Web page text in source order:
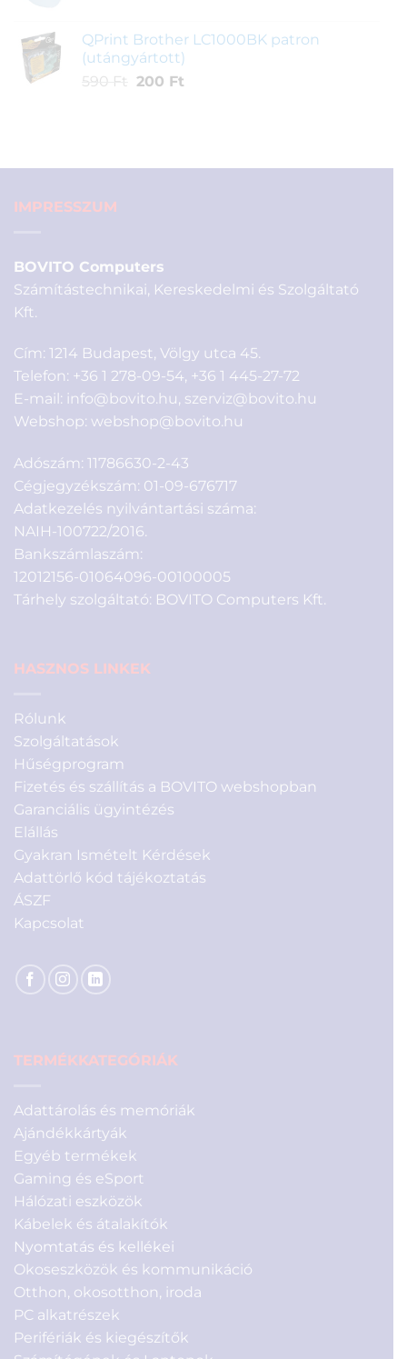
1
790 Ft.
990 Ft.
QPrint Brother LC1000BK patron
(utángyártott)
590 Ft
Original
200 FtCurrent
IMPRESSZUM
BOVITO Computers
Számítástechnikai, Kereskedelmi és Szolgáltató
Kft.
Cím: 1214 Budapest, Völgy utca 45.
Telefon: +36 1 278-09-54, +36 1 445-27-72
E-mail: info@bovito.hu, szerviz@bovito.hu
Webshop: webshop@bovito.hu
Adószám: 11786630-2-43
Cégjegyzékszám: 01-09-676717
Adatkezelés nyilvántartási száma:
NAIH-100722/2016.
Bankszámlaszám:
12012156-01064096-00100005
Tárhely szolgáltató: BOVITO Computers Kft.
HASZNOS LINKEK
Rólunk
Szolgáltatások
Hűségprogram
Fizetés és szállítás a BOVITO webshopban
Garanciális ügyintézés
Elállás
Gyakran Ismételt Kérdések
Adattörlő kód tájékoztatás
ÁSZF
Kapcsolat
TERMÉKKATEGÓRIÁK
Adattárolás és memóriák
Ajándékkártyák
Egyéb termékek
Gaming és eSport
Hálózati eszközök
Kábelek és átalakítók
Nyomtatás és kellékei
Okoseszközök és kommunikáció
Otthon, okosotthon, iroda
PC alkatrészek
Perifériák és kiegészítők